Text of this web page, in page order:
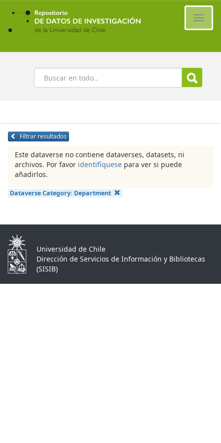
Ir
contenido
principal
Buscar
Filtrar resultados
Este dataverse no contiene dataverses, datasets, ni
archivos. Por favor identifíquese para ver si puede
añadirlos.
Dataverse Category: Department
Universidad de Chile
Dirección de Servicios de Información y Bibliotecas
(SISIB)